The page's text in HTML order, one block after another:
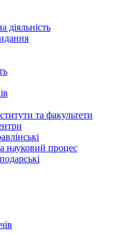
діяльність
та факультети
науковий процес